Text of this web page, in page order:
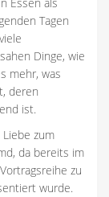
Essen als
Tagen
Dinge, wie
mehr, was
deren
ist.
zum
da bereits im
zu
wurde.